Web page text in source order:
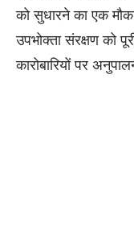
को सुधारने का एक
उपभोक्ता संरक्षण को
कारोबारियों पर